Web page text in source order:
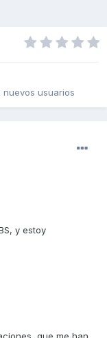
usuarios
y estoy